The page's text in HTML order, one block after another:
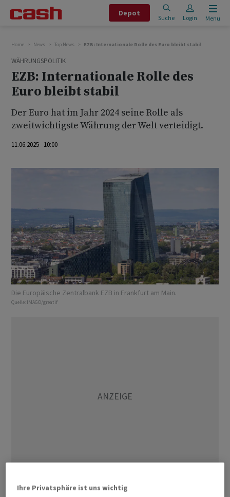
Depot
Suche Login Menu
Home News Top News EZB: Internationale Rolle des Euro bleibt stabil
WÄHRUNGSPOLITIK
EZB: Internationale Rolle des
Euro bleibt stabil
Der Euro hat im Jahr 2024 seine Rolle als
zweitwichtigste Währung der Welt verteidigt.
11.06.2025 10:00
Die Europäische Zentralbank EZB in Frankfurt am Main.
Quelle: IMAGO/greatif
Die internationale Rolle sei stabil geblieben, teilte die
Ihre Privatsphäre ist uns wichtig